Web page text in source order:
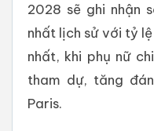
2028 sẽ ghi nhận
nhất lịch sử với tỷ
nhất, khi phụ nữ
tham dự, tăng
Paris.